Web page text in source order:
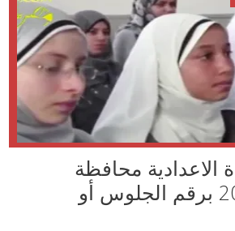
الاعدادية محافظة
المنوفية 2023 برقم الجلوس أو